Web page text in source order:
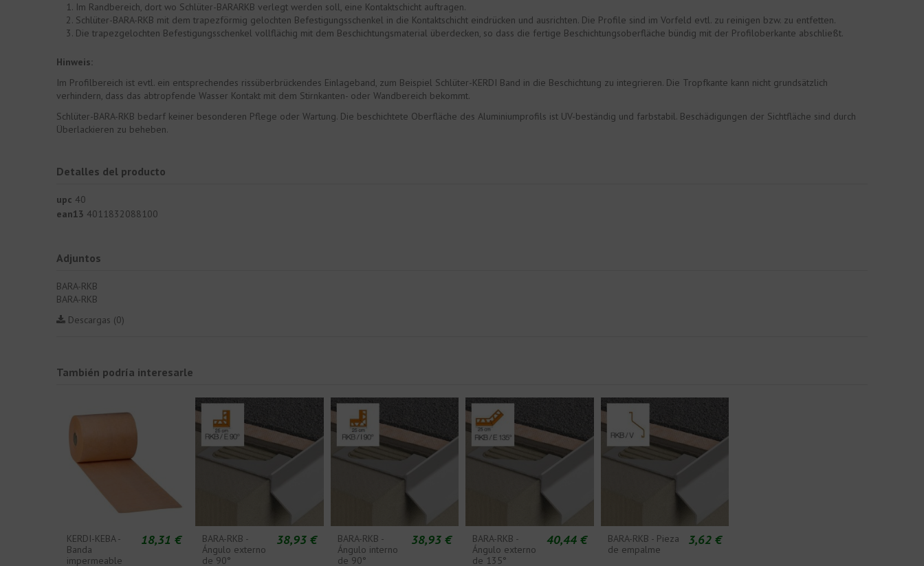
Im Randbereich, dort wo Schlüter-BARARKB verlegt werden soll, eine Kontaktschicht auftragen.
Schlüter-BARA-RKB mit dem trapezförmig gelochten Befestigungsschenkel in die Kontaktschicht eindrücken und ausrichten. Die Profile sind im Vorfeld evtl. zu reinigen bzw. zu entfetten.
Die trapezgelochten Befestigungsschenkel vollflächig mit dem Beschichtungsmaterial überdecken, so dass die fertige Beschichtungsoberfläche bündig mit der Profiloberkante abschließt.
Hinweis:
Im Profilbereich ist evtl. ein entsprechendes rissüberbrückendes Einlageband, zum Beispiel Schlüter-KERDI Band in die Beschichtung zu integrieren. Die Tropfkante kann nicht grundsätzlich
verhindern, dass das abtropfende Wasser Kontakt mit dem Stirnkanten- oder Wandbereich bekommt.
Schlüter-BARA-RKB bedarf keiner besonderen Pflege oder Wartung. Die beschichtete Oberfläche des Aluminiumprofils ist UV-beständig und farbstabil. Beschädigungen der Sichtfläche sind durch
Überlackieren zu beheben.
Detalles del producto
upc 40
ean13 4011832088100
Adjuntos
BARA-RKB
BARA-RKB
Descargas (0)
También podría interesarle
KERDI-KEBA -
Banda
impermeable
18,31 €
BARA-RKB -
Ángulo externo
de 90°
38,93 €
BARA-RKB -
Ángulo interno
de 90°
38,93 €
BARA-RKB -
Ángulo externo
de 135°
40,44 €
BARA-RKB - Pieza
de empalme
3,62 €